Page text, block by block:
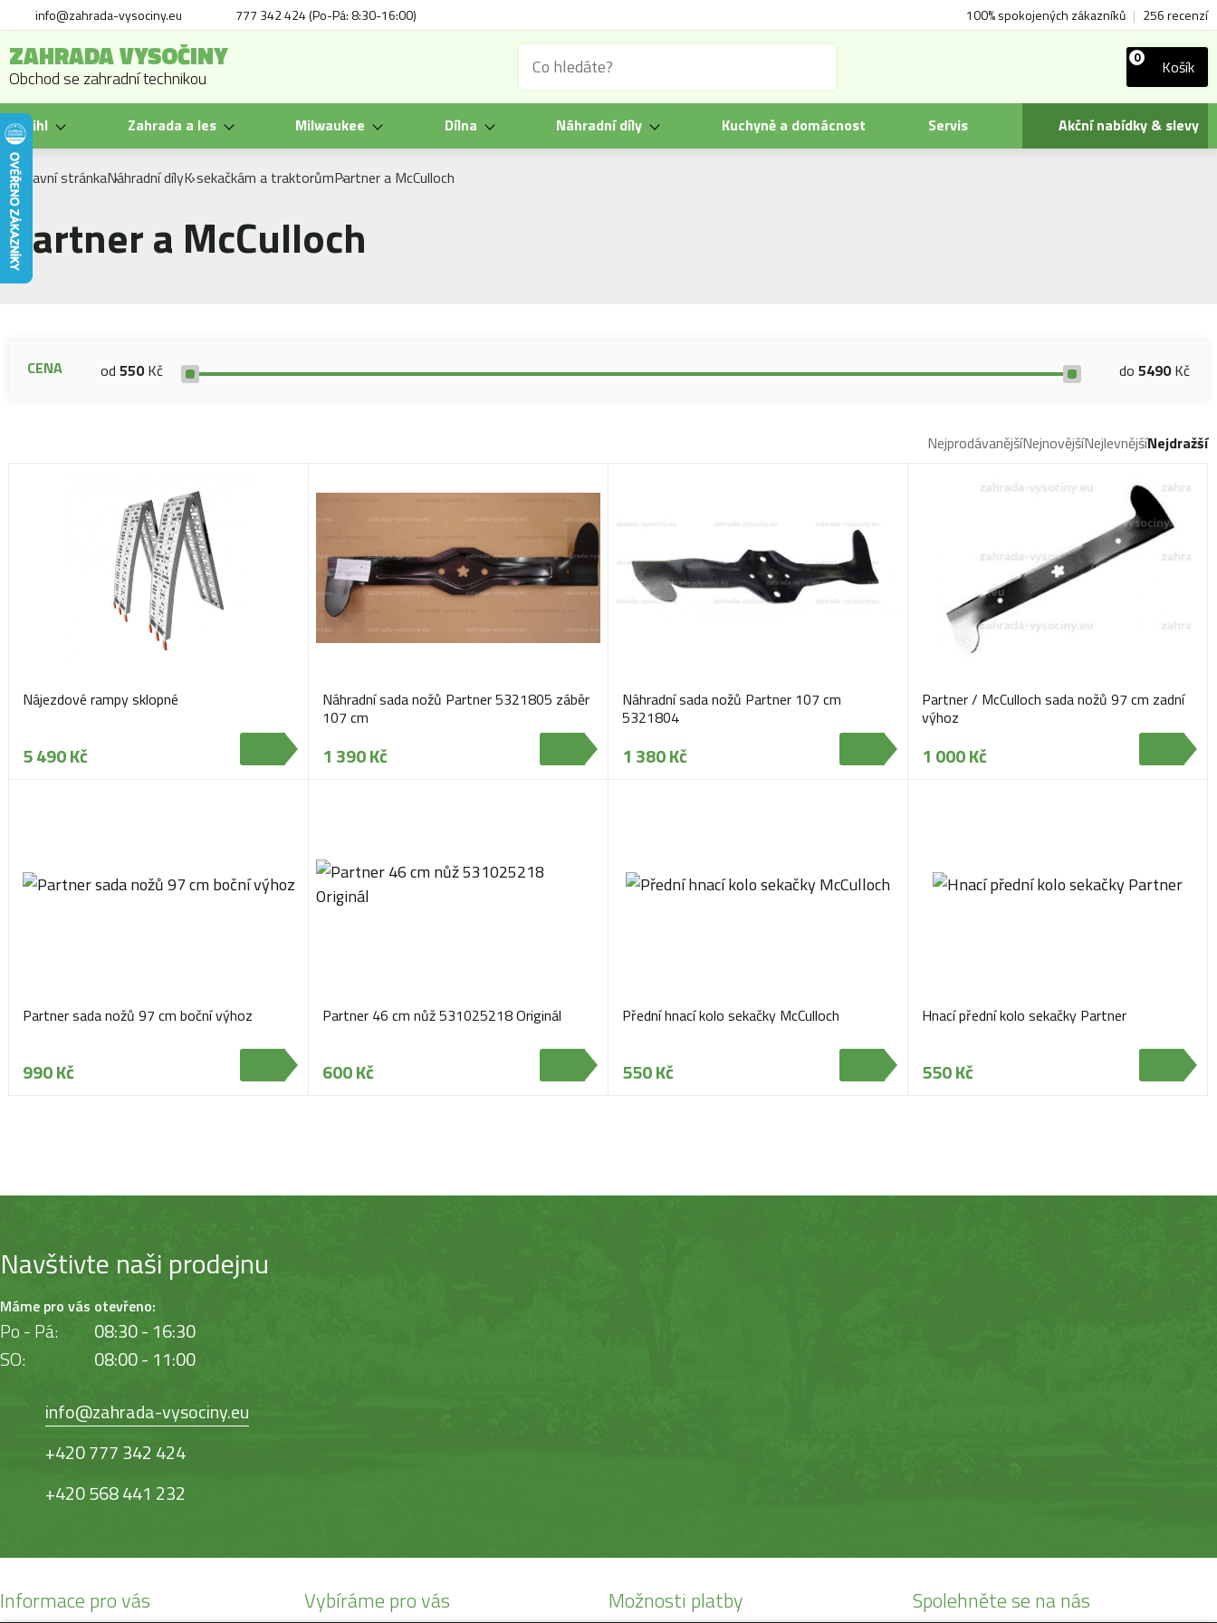
info@zahrada-vysociny.eu 777 342 424 (Po-Pá: 8:30-16:00) 100% spokojených zákazníků | 256 recenzí
ZAHRADA VYSOČINY
Obchod se zahradní technikou
0 Košík
Stihl Zahrada a les Milwaukee Dílna Náhradní díly Kuchyně a domácnost Servis Akční nabídky & slevy
Hlavní stránkaNáhradní dílyK sekačkám a traktorůmPartner a McCulloch
Partner a McCulloch
CENA od 550Kč do 5490Kč
NejprodávanějšíNejnovějšíNejlevnějšíNejdražší
Nájezdové rampy sklopné
5 490 Kč
Náhradní sada nožů Partner 5321805 záběr
107 cm
1 390 Kč
Náhradní sada nožů Partner 107 cm
5321804
1 380 Kč
Partner / McCulloch sada nožů 97 cm zadní
výhoz
1 000 Kč
Partner sada nožů 97 cm boční výhoz
990 Kč
Partner 46 cm nůž 531025218 Originál
600 Kč
Přední hnací kolo sekačky McCulloch
550 Kč
Hnací přední kolo sekačky Partner
550 Kč
Navštivte naši prodejnu
Máme pro vás otevřeno:
Po - Pá:
08:30 - 16:30
SO:
08:00 - 11:00
info@zahrada-vysociny.eu
+420 777 342 424
+420 568 441 232
Informace pro vás Vybíráme pro vás Možnosti platby Spolehněte se na nás